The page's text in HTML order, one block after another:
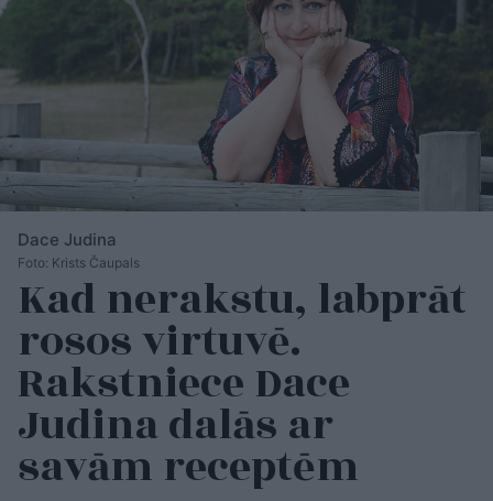
Dace Judina
Foto: Krists Čaupals
Kad nerakstu, labprāt
rosos virtuvē.
Rakstniece Dace
Judina dalās ar
savām receptēm